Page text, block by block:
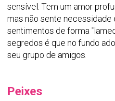
sensível. Tem um amor
mas não sente necessidade
sentimentos de forma
segredos é que no fundo
seu grupo de amigos.
Peixes